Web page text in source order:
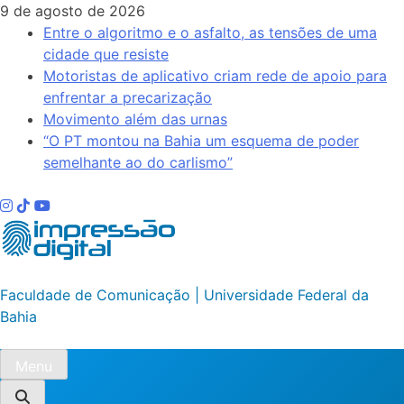
Skip
content
9 de agosto de 2026
Entre o algoritmo e o asfalto, as tensões de uma
cidade que resiste
Motoristas de aplicativo criam rede de apoio para
enfrentar a precarização
Movimento além das urnas
“O PT montou na Bahia um esquema de poder
semelhante ao do carlismo”
Impressão Digital
Faculdade de Comunicação | Universidade Federal da
Bahia
Menu